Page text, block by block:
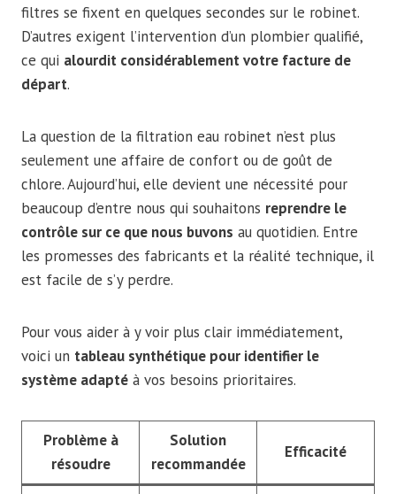
filtres se fixent en quelques secondes sur le robinet.
D’autres exigent l’intervention d’un plombier qualifié,
ce qui alourdit considérablement votre facture de
départ.
La question de la filtration eau robinet n’est plus
seulement une affaire de confort ou de goût de
chlore. Aujourd’hui, elle devient une nécessité pour
beaucoup d’entre nous qui souhaitons reprendre le
contrôle sur ce que nous buvons au quotidien. Entre
les promesses des fabricants et la réalité technique, il
est facile de s’y perdre.
Pour vous aider à y voir plus clair immédiatement,
voici un tableau synthétique pour identifier le
système adapté à vos besoins prioritaires.
Problème à
résoudre
Solution
recommandée
Efficacité